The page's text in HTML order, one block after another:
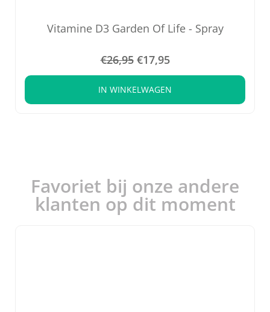
Vitamine D3 Garden Of Life - Spray
€26,95 €17,95
IN WINKELWAGEN
Favoriet bij onze andere
klanten op dit moment